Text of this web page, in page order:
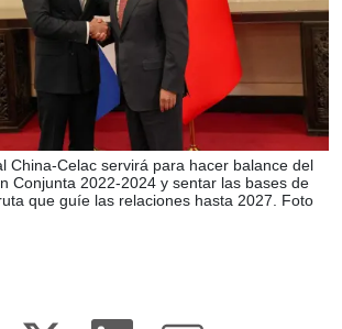
China-Celac servirá para hacer balance del
Conjunta 2022-2024 y sentar las bases de
que guíe las relaciones hasta 2027. Foto